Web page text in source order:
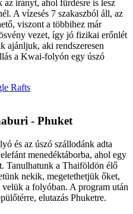
irányt, ahol fürdésre is lesz
A vízesés 7 szakaszból áll, az
viszont a többihez már
vezet, így jó fizikai erőnlét
ajánljuk, aki rendszeresen
a Kwai-folyón egy úszó
Rafts
- Phuket
és az úszó szállodánk adta
menedéktáborba, ahol egy
Tanulhatunk a Thaiföldön élő
nekik, megetethetjük őket,
a folyóban. A program után
elutazás Phuketre.